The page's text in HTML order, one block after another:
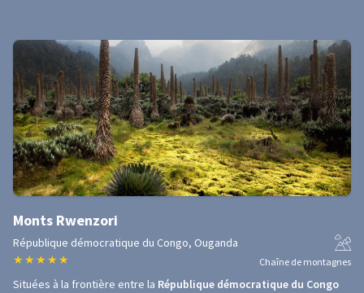
Monts Rwenzori
République démocratique du Congo, Ouganda
★ ★ ★ ★ ★ Chaîne de montagnes
Situées à la frontière entre la République démocratique du Congo